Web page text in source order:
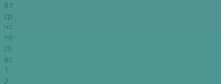
вт
ср
чт
пт
сб
вс
1
2